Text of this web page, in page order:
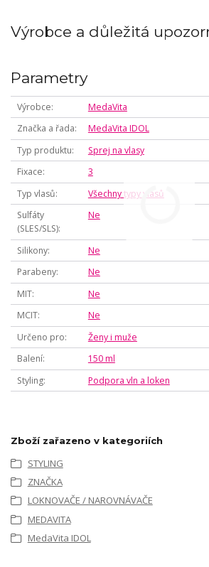
Výrobce a důležitá
Parametry
Výrobce
MedaVita
Značka a řada
MedaVita IDOL
Typ produktu
Sprej na vlasy
Fixace
3
Typ vlasů
Všechny typy vlasů
Sulfáty
(SLES/SLS)
Ne
Silikony
Ne
Parabeny
Ne
MIT
Ne
MCIT
Ne
Určeno pro
Ženy i muže
Balení
150 ml
Styling
Podpora vln a loken
Zboží zařazeno v kategoriích
STYLING
ZNAČKA
LOKNOVAČE / NAROVNÁVAČE
MEDAVITA
MedaVita IDOL